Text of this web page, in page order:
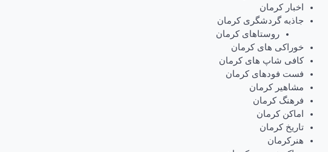
اخبار کرمان
جاذبه گردشگری کرمان
روستاهای کرمان
خوراکی های کرمان
کافی شاپ های کرمان
فست فودهای کرمان
مشاهیر کرمان
فرهنگ کرمان
اماکن کرمان
تاریخ کرمان
هنرکرمان